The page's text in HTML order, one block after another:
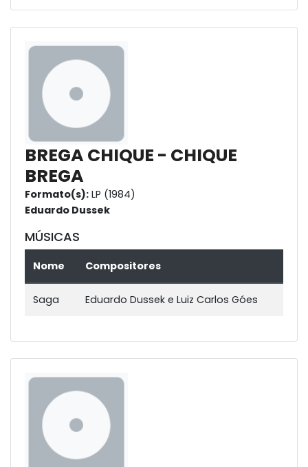
BREGA CHIQUE - CHIQUE
BREGA
Formato(s): LP (1984)
Eduardo Dussek
MÚSICAS
Nome Compositores
Saga Eduardo Dussek e Luiz Carlos Góes